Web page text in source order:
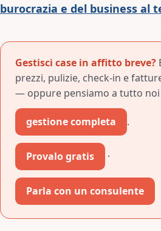
burocrazia e del business al
Gestisci case in affitto breve?
prezzi, pulizie, check-in e
— oppure pensiamo a tutto noi
gestione completa .
Provalo gratis ·
Parla con un consulente